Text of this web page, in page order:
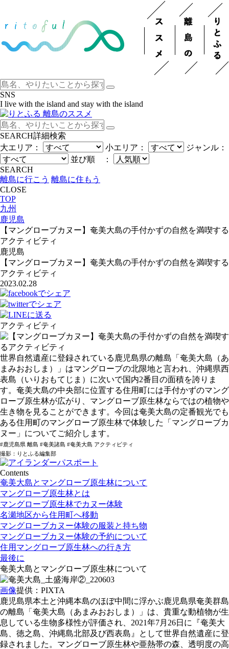
SNS
I live with the island and stay with the island
SEARCH詳細検索
大エリア：
小エリア：
ジャンル：
並び順 ：
SEARCH
離島に行こう 離島に住もう
CLOSE
TOP
九州
鹿児島
【マングローブカヌー】奄美大島の手付かずの自然を満喫する
アクティビティ
鹿児島
【マングローブカヌー】奄美大島の手付かずの自然を満喫する
アクティビティ
2023.02.28
アクティビティ
世界自然遺産に登録されている鹿児島県の離島「奄美大島（あ
まみおおしま）」はマングローブの北限地と言われ、沖縄県西
表島（いりおもてじま）に次いで国内2番目の面積を誇りま
す。奄美大島の中央部に位置する住用町には手付かずのマング
ローブ原生林が広がり、マングローブ原生林ならではの植物や
生き物を見ることができます。今回は奄美大島の定番観光でも
ある住用町のマングローブ原生林で体験した「マングローブカ
ヌー」についてご紹介します。
#鹿児島県 離島 #奄美諸島 #奄美大島 アクティビティ
撮影：りとふる編集部
Contents
奄美大島とマングローブ原生林について
マングローブ原生林とは
マングローブ原生林でカヌー体験
名瀬地区から住用町へ移動
マングローブカヌー体験の服装と持ち物
マングローブカヌー体験の予約について
住用マングローブ原生林への行き方
最後に
奄美大島とマングローブ原生林について
画像提供：PIXTA
鹿児島県本土と沖縄本島のほぼ中間に浮かぶ鹿児島県奄美群島
の離島「奄美大島（あまみおおしま）」は、貴重な動植物が生
息している生物多様性が評価され、2021年7月26日に『奄美大
島、徳之島、沖縄島北部及び西表島』として世界自然遺産に登
録されました。マングローブ原生林や亜熱帯の森、透明度の高